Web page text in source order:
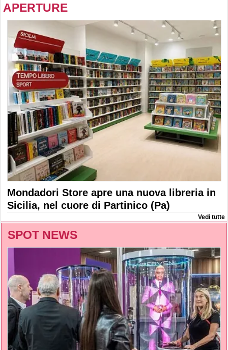
APERTURE
Mondadori Store apre una nuova libreria in
Sicilia, nel cuore di Partinico (Pa)
Vedi tutte
SPOT NEWS